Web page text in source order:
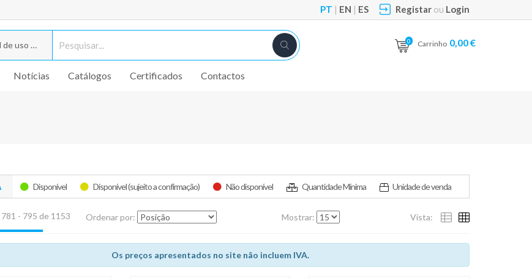
PT | EN | ES Registar ou Login
0 Carrinho 0,00 €
uso geral
Notícias Catálogos Certificados Contactos
Disponível Disponível (sujeito a confirmação) Não disponível Quantidade Mínima Unidade de venda
- 795 de 1153 Ordenar por: Mostrar: Vista:
Os preços apresentados no site não incluem IVA.